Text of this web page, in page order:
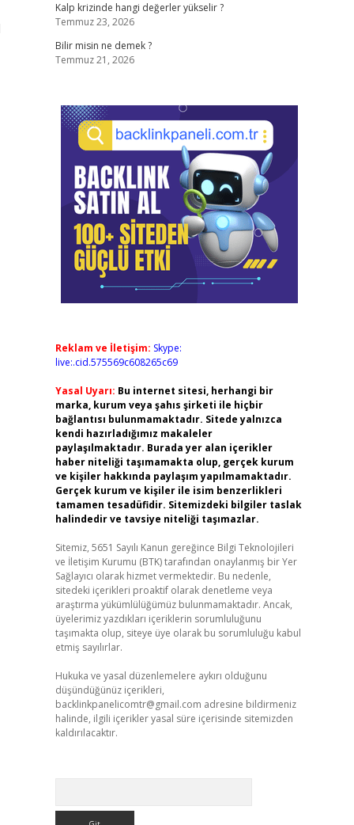
Kalp krizinde hangi değerler yükselir ?
Temmuz 23, 2026
Bilir misin ne demek ?
Temmuz 21, 2026
Reklam ve İletişim: Skype:
live:.cid.575569c608265c69
Yasal Uyarı: Bu internet sitesi, herhangi bir
marka, kurum veya şahıs şirketi ile hiçbir
bağlantısı bulunmamaktadır. Sitede yalnızca
kendi hazırladığımız makaleler
paylaşılmaktadır. Burada yer alan içerikler
haber niteliği taşımamakta olup, gerçek kurum
ve kişiler hakkında paylaşım yapılmamaktadır.
Gerçek kurum ve kişiler ile isim benzerlikleri
tamamen tesadüfidir. Sitemizdeki bilgiler taslak
halindedir ve tavsiye niteliği taşımazlar.
Sitemiz, 5651 Sayılı Kanun gereğince Bilgi Teknolojileri
ve İletişim Kurumu (BTK) tarafından onaylanmış bir Yer
Sağlayıcı olarak hizmet vermektedir. Bu nedenle,
sitedeki içerikleri proaktif olarak denetleme veya
araştırma yükümlülüğümüz bulunmamaktadır. Ancak,
üyelerimiz yazdıkları içeriklerin sorumluluğunu
taşımakta olup, siteye üye olarak bu sorumluluğu kabul
etmiş sayılırlar.
Hukuka ve yasal düzenlemelere aykırı olduğunu
düşündüğünüz içerikleri,
backlinkpanelicomtr@gmail.com adresine bildirmeniz
halinde, ilgili içerikler yasal süre içerisinde sitemizden
kaldırılacaktır.